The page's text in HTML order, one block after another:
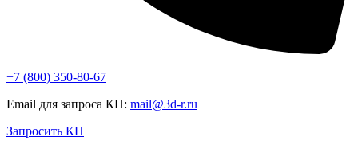
+7 (800) 350-80-67
Email для запроса КП: mail@3d-r.ru
Запросить КП